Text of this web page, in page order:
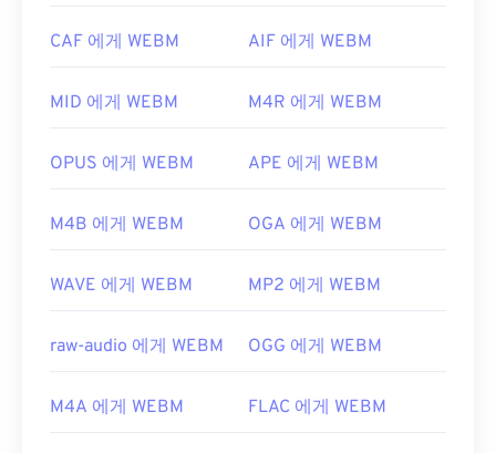
니다.
개발자: Google ; CoreCodec, Inc
.
유용한 링크:
https://tools.google.com/dlpage/webmmf/
CAF 에게 WEBM AIF 에게 WEBM
MID 에게 WEBM M4R 에게 WEBM
OPUS 에게 WEBM APE 에게 WEBM
M4B 에게 WEBM OGA 에게 WEBM
WAVE 에게 WEBM MP2 에게 WEBM
raw-audio 에게 WEBM OGG 에게 WEBM
M4A 에게 WEBM FLAC 에게 WEBM